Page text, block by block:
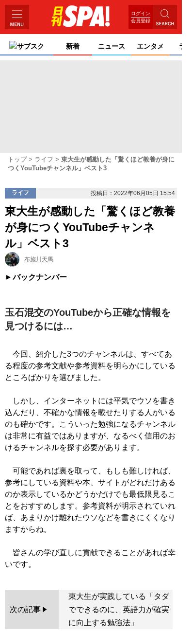
ログイン
会員登録
サブスク 新着 ニュース エンタメ ライ
トップ ライフ
東大生が感動した「驚くほど教養が身に
つくYouTubeチャンネル」ベスト3
ライフ 投稿日：2022年06月05日 15:54
東大生が感動した「驚くほど教養
が身につくYouTubeチャンネ
ル」ベスト3
布施川天馬
バックナンバー
玉石混交のYouTubeから正確な情報を
見つけるには…
今回、紹介した3つのチャンネルは、すべてあ
る程度の参考文献や参考資料を明らかにしている
ところばかりを選びました。
しかし、インターネットには平気でウソを書き
込んだり、不確かな情報を載せたりする人がいる
のも確かです。こういった勉強になるチャンネル
は非常に有益ではありますが、なるべく信用のお
けるチャンネルを探す必要があります。
可能であれば裏を取って、もしも難しければ、
参考にしている資料や本、サイトがどれだけある
のか表示しているかどうかだけでも最低限見るこ
とをおすすめします。参考資料が明示されていれ
ば、あまりかけ離れたウソなどを書きにくくなり
ますからね。
皆さんの学び直しに貢献できることがあれば幸
次の記事
東大生が実践している「タダ
でできるのに、英語力が確実
に向上する勉強法」